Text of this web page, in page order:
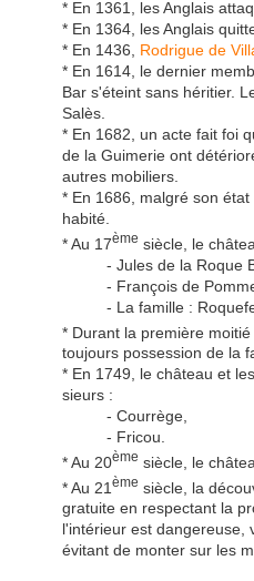
* En 1361, les Anglais
* En 1364, les Anglais
* En 1436, Rodrigue de
* En 1614, le dernier
Bar s'éteint sans héritier.
Salès.
* En 1682, un acte fait foi
de la Guimerie ont
autres mobiliers.
* En 1686, malgré son
habité.
* Au 17ème siècle, le
- Jules de la Roque
- François de
- La famille :
* Durant la première moitié
toujours possession de la
* En 1749, le château et
sieurs :
- Courrège,
- Fricou.
* Au 20ème siècle, le
* Au 21 ème siècle, la
gratuite en respectant la
l'intérieur est dangereuse,
évitant de monter sur les